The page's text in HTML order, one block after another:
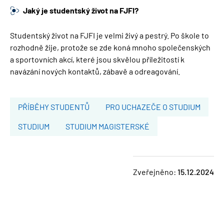
Jaký je studentský život na FJFI?
Studentský život na FJFI je velmi živý a pestrý. Po škole to
rozhodně žije, protože se zde koná mnoho společenských
a sportovních akcí, které jsou skvělou příležitostí k
navázání nových kontaktů, zábavě a odreagování.
PŘÍBĚHY STUDENTŮ PRO UCHAZEČE O STUDIUM
STUDIUM STUDIUM MAGISTERSKÉ
Zveřejněno: 15.12.2024